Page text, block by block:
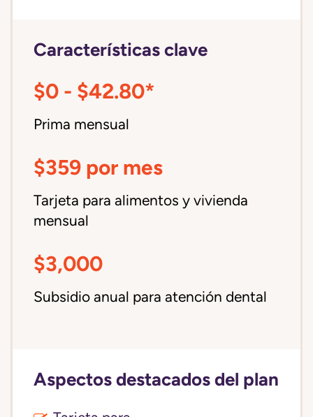
Características clave
$0 - $42.80*
Prima mensual
$359 por mes
Tarjeta para alimentos y vivienda
mensual
$3,000
Subsidio anual para atención dental
Aspectos destacados del plan